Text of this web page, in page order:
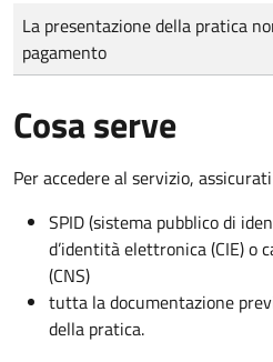
Tipo di pagamento
Importo
La presentazione della pratica
pagamento
Cosa serve
Per accedere al servizio,
SPID (sistema pubblico di
d’identità elettronica (CIE) o
(CNS)
tutta la documentazione
della pratica.